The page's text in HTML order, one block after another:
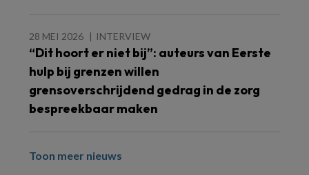
28 MEI 2026 INTERVIEW
“Dit hoort er niet bij”: auteurs van Eerste
hulp bij grenzen willen
grensoverschrijdend gedrag in de zorg
bespreekbaar maken
Toon meer nieuws